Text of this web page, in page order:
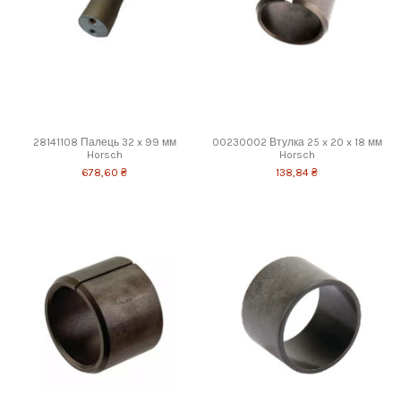
28141108 Палець 32 x 99 мм
Horsch
678,60 ₴
00230002 Втулка 25 x 20 x 18 мм
Horsch
138,84 ₴